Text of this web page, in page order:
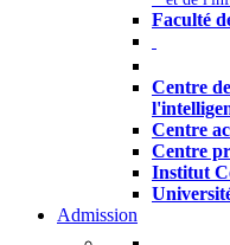
Faculté
Centre
Centre
Centre
Institut
Admission